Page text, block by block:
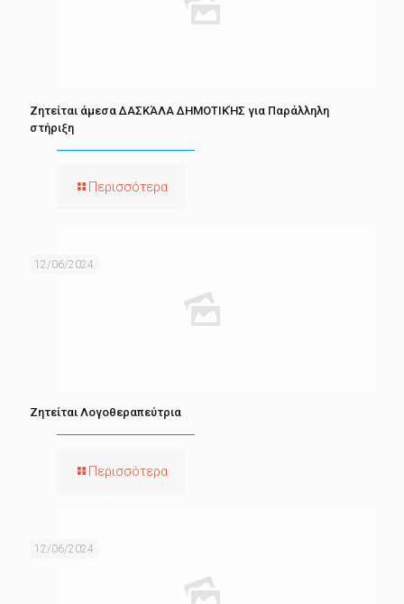
Ζητείται άμεσα ΔΑΣΚΆΛΑ ΔΗΜΟΤΙΚΉΣ για Παράλληλη
στήριξη
Περισσότερα
12/06/2024
Ζητείται Λογοθεραπεύτρια
Περισσότερα
12/06/2024